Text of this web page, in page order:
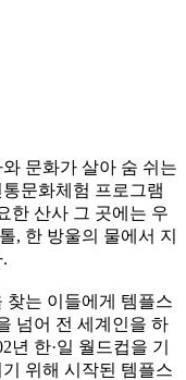
문화가 살아 숨 쉬는
문화체험 프로그램
한 산사 그 곳에는 우
, 한 방울의 물에서 지
찾는 이들에게 템플스
넘어 전 세계인을 하
한·일 월드컵을 기
위해 시작된 템플스